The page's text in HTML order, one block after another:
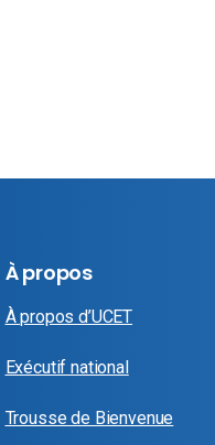
À propos
À propos d’UCET
Exécutif national
Trousse de Bienvenue